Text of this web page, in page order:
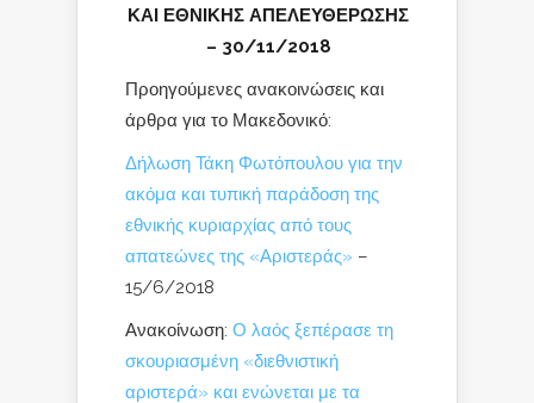
ΚΑΙ ΕΘΝΙΚΗΣ ΑΠΕΛΕΥΘΕΡΩΣΗΣ
– 30/11/2018
Προηγούμενες ανακοινώσεις και
άρθρα για το Μακεδονικό:
Δήλωση Τάκη Φωτόπουλου για την
ακόμα και τυπική παράδοση της
εθνικής κυριαρχίας από τους
απατεώνες της «Αριστεράς» –
15/6/2018
Ανακοίνωση: Ο λαός ξεπέρασε τη
σκουριασμένη «διεθνιστική
αριστερά» και ενώνεται με τα